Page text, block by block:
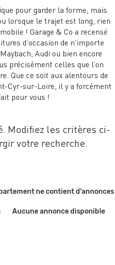
pour garder la forme, mais
lorsque le trajet est long, rien
! Garage & Co a recensé
d’occasion de n’importe
Audi ou bien encore
précisément celles que l’on
Que ce soit aux alentours de
Cyr-sur-Loire, il y a forcément
pour vous !
Modifiez les critères ci-
votre recherche.
ne contient d'annonces
Aucune annonce disponible